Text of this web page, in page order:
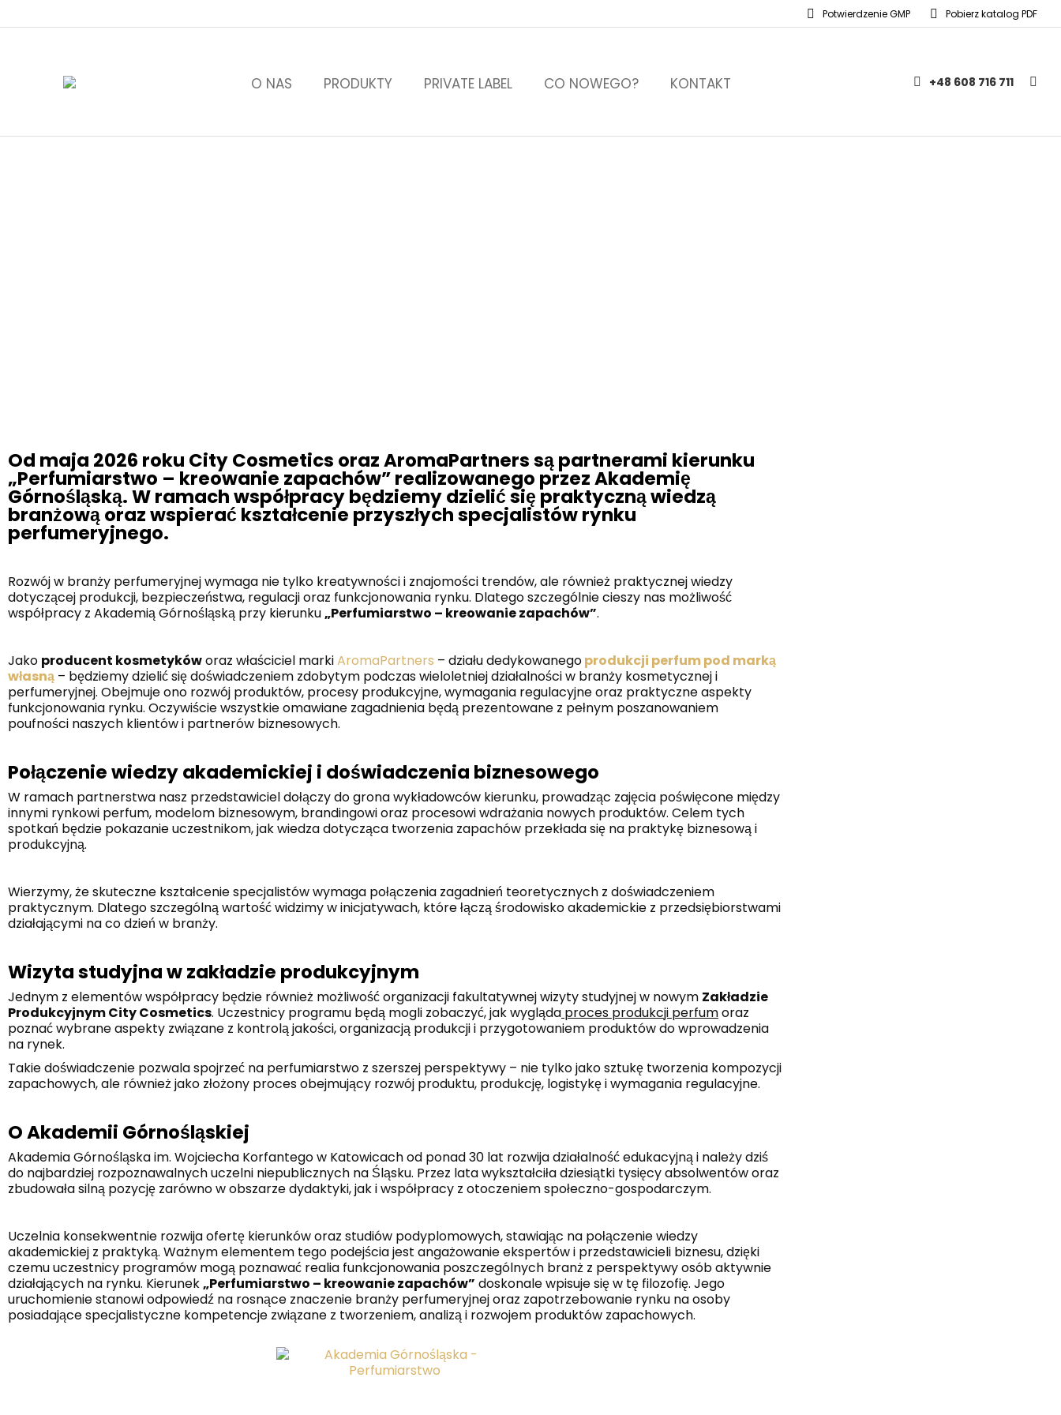
Potwierdzenie GMP Pobierz katalog PDF
O NAS PRODUKTY PRIVATE LABEL CO NOWEGO? KONTAKT +48 608 716 711
Od maja 2026 roku City Cosmetics oraz AromaPartners są partnerami kierunku
„Perfumiarstwo – kreowanie zapachów” realizowanego przez Akademię
Górnośląską. W ramach współpracy będziemy dzielić się praktyczną wiedzą
branżową oraz wspierać kształcenie przyszłych specjalistów rynku
perfumeryjnego.
Rozwój w branży perfumeryjnej wymaga nie tylko kreatywności i znajomości trendów, ale również praktycznej wiedzy
dotyczącej produkcji, bezpieczeństwa, regulacji oraz funkcjonowania rynku. Dlatego szczególnie cieszy nas możliwość
współpracy z Akademią Górnośląską przy kierunku„Perfumiarstwo – kreowanie zapachów”.
Jako producent kosmetykóworaz właściciel markiAromaPartners – działu dedykowanegoprodukcji perfum pod marką
własną – będziemy dzielić się doświadczeniem zdobytym podczas wieloletniej działalności w branży kosmetycznej i
perfumeryjnej. Obejmuje ono rozwój produktów, procesy produkcyjne, wymagania regulacyjne oraz praktyczne aspekty
funkcjonowania rynku. Oczywiście wszystkie omawiane zagadnienia będą prezentowane z pełnym poszanowaniem
poufności naszych klientów i partnerów biznesowych.
Połączenie wiedzy akademickiej i doświadczenia biznesowego
W ramach partnerstwa nasz przedstawiciel dołączy do grona wykładowców kierunku, prowadząc zajęcia poświęcone między
innymi rynkowi perfum, modelom biznesowym, brandingowi oraz procesowi wdrażania nowych produktów. Celem tych
spotkań będzie pokazanie uczestnikom, jak wiedza dotycząca tworzenia zapachów przekłada się na praktykę biznesową i
produkcyjną.
Wierzymy, że skuteczne kształcenie specjalistów wymaga połączenia zagadnień teoretycznych z doświadczeniem
praktycznym. Dlatego szczególną wartość widzimy w inicjatywach, które łączą środowisko akademickie z przedsiębiorstwami
działającymi na co dzień w branży.
Wizyta studyjna w zakładzie produkcyjnym
Jednym z elementów współpracy będzie również możliwość organizacji fakultatywnej wizyty studyjnej w nowym Zakładzie
Produkcyjnym City Cosmetics. Uczestnicy programu będą mogli zobaczyć, jak wygląda proces produkcji perfumoraz
poznać wybrane aspekty związane z kontrolą jakości, organizacją produkcji i przygotowaniem produktów do wprowadzenia
na rynek.
Takie doświadczenie pozwala spojrzeć na perfumiarstwo z szerszej perspektywy – nie tylko jako sztukę tworzenia kompozycji
zapachowych, ale również jako złożony proces obejmujący rozwój produktu, produkcję, logistykę i wymagania regulacyjne.
O Akademii Górnośląskiej
Akademia Górnośląska im. Wojciecha Korfantego w Katowicach od ponad 30 lat rozwija działalność edukacyjną i należy dziś
do najbardziej rozpoznawalnych uczelni niepublicznych na Śląsku. Przez lata wykształciła dziesiątki tysięcy absolwentów oraz
zbudowała silną pozycję zarówno w obszarze dydaktyki, jak i współpracy z otoczeniem społeczno-gospodarczym.
Uczelnia konsekwentnie rozwija ofertę kierunków oraz studiów podyplomowych, stawiając na połączenie wiedzy
akademickiej z praktyką. Ważnym elementem tego podejścia jest angażowanie ekspertów i przedstawicieli biznesu, dzięki
czemu uczestnicy programów mogą poznawać realia funkcjonowania poszczególnych branż z perspektywy osób aktywnie
działających na rynku. Kierunek„Perfumiarstwo – kreowanie zapachów” doskonale wpisuje się w tę filozofię. Jego
uruchomienie stanowi odpowiedź na rosnące znaczenie branży perfumeryjnej oraz zapotrzebowanie rynku na osoby
posiadające specjalistyczne kompetencje związane z tworzeniem, analizą i rozwojem produktów zapachowych.